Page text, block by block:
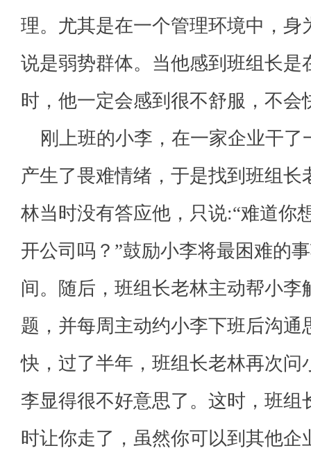
理。尤其是在一个管理环境中，身
说是弱势群体。当他感到班组长是
时，他一定会感到很不舒服，不会
刚上班的小李，在一家企业干
产生了畏难情绪，于是找到班组
林当时没有答应他，只说:“难道你
开公司吗？”鼓励小李将最困难的
间。随后，班组长老林主动帮小李
题，并每周主动约小李下班后沟通
快，过了半年，班组长老林再次问
李显得很不好意思了。这时，班组
时让你走了，虽然你可以到其他企